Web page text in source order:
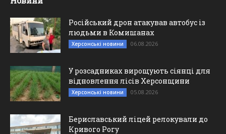
Російський дрон атакував автобус із
людьми в Комишанах
Херсонські новини 06.08.2026
У розсадниках вирощують сіянці для
відновлення лісів Херсонщини
Херсонські новини 05.08.2026
Бериславський ліцей релокували до
Кривого Рогу